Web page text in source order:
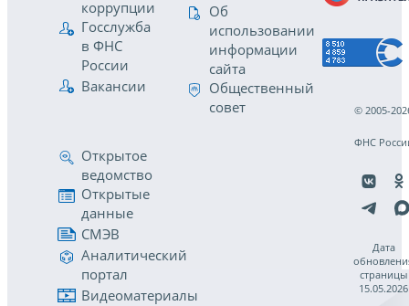
коррупции
Госслужба
в ФНС
России
Вакансии
Об
использовании
информации
сайта
Общественный
совет
Открытое
ведомство
Открытые
данные
СМЭВ
Аналитический
портал
Видеоматериалы
© 2005-
ФНС
Дата
страницы
15.05.2026